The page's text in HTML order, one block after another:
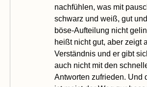
nachfühlen, was mit
schwarz und weiß, gut und
böse-Aufteilung nicht
heißt nicht gut, aber zeigt
Verständnis und er gibt
auch nicht mit den
Antworten zufrieden. Und